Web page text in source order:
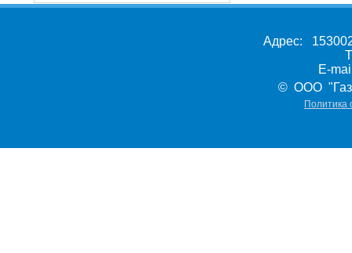
Адрес:
E-
© ООО
Политика